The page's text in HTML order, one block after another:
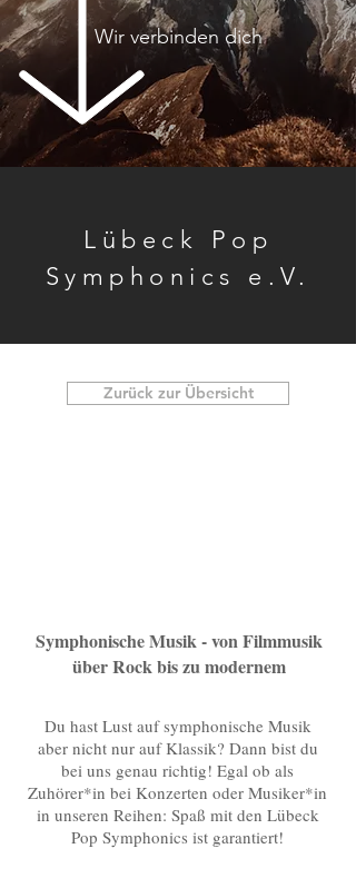
Wir verbinden dich
Lübeck Pop
Symphonics e.V.
Zurück zur Übersicht
Symphonische Musik - von Filmmusik
über Rock bis zu modernem
Du hast Lust auf symphonische Musik
aber nicht nur auf Klassik? Dann bist du
bei uns genau richtig! Egal ob als
Zuhörer*in bei Konzerten oder Musiker*in
in unseren Reihen: Spaß mit den Lübeck
Pop Symphonics ist garantiert!